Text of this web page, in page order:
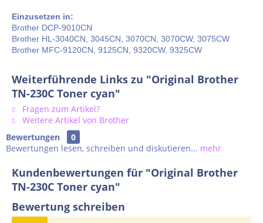
Einzusetzen in:
Brother DCP-9010CN
Brother HL-3040CN, 3045CN, 3070CN, 3070CW, 3075CW
Brother MFC-9120CN, 9125CN, 9320CW, 9325CW
Weiterführende Links zu "Original Brother
TN-230C Toner cyan"
Fragen zum Artikel?
Weitere Artikel von Brother
Bewertungen
0
Bewertungen lesen, schreiben und diskutieren... mehr
Kundenbewertungen für "Original Brother
TN-230C Toner cyan"
Bewertung schreiben